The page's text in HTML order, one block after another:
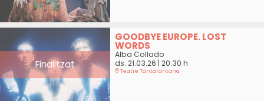
Finalitzat
GOODBYE EUROPE. LOST
WORDS
Alba Collado
ds. 21.03.26 | 20:30 h
Teatre Tantarantana